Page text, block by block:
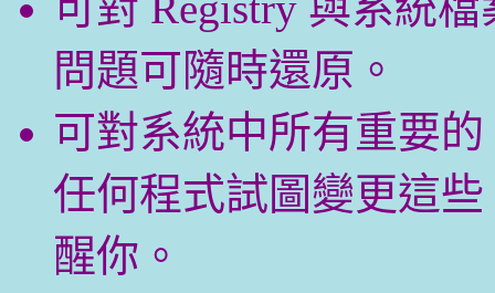
問題可隨時還原。
可對系統中所有重要
任何程式試圖變更這些
醒你。